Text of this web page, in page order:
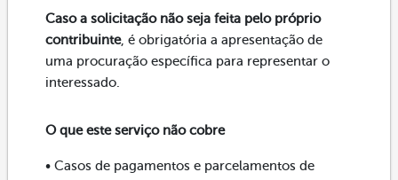
Caso a solicitação não seja feita pelo próprio
contribuinte, é obrigatória a apresentação de
uma procuração específica para representar o
interessado.
O que este serviço não cobre
• Casos de pagamentos e parcelamentos de